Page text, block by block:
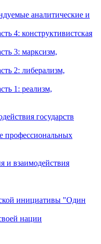
аналитические и
4: конструктивистская
3: марксизм,
2: либерализм,
1: реализм,
государств
профессиональных
и взаимодействия
инициативы "Один
нации